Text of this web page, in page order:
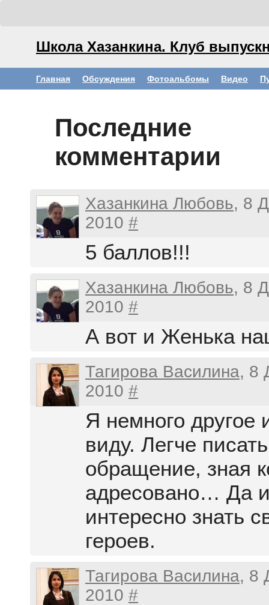
Школа Хазанкина. Клуб
Главная Обсуждения Фотоальбомы Видео
Последние
комментарии
Хазанкина Любовь, 8
2010 #
5 баллов!!!
Хазанкина Любовь, 8
2010 #
А вот и Женька
Тагирова Василина, 8
2010 #
Я немного другое
виду. Легче писать
обращение, зная
адресовано… Да
интересно знать
героев.
Тагирова Василина, 8
2010 #